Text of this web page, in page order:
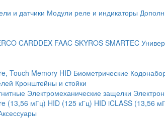
и датчики Модули реле и индикаторы
CARDDEX FAAC SKYROS SMARTEC
Touch Memory HID Биометрические
Кронштейны и стойки
Электромеханические защелки
(13,56 мГц) HID (125 кГц) HID iCLASS (13,56